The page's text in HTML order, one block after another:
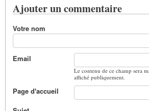
Ajouter un commentaire
Votre nom
Email
Le contenu de ce champ sera
affiché publiquement.
Page d'accueil